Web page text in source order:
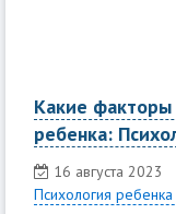
Какие
ребенка:
16 августа 2023
Психология ребенка